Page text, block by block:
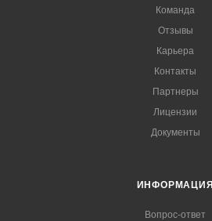
Команда
Отзывы
Карьера
Контакты
Партнеры
Лицензии
Документы
ИНФОРМАЦИЯ
Вопрос-ответ